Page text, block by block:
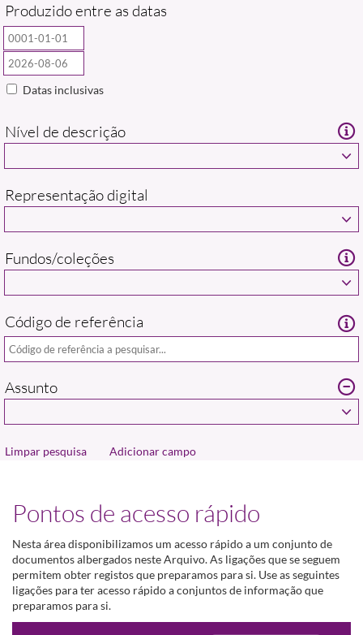
Produzido entre as datas
Datas inclusivas
Nível de descrição
Representação digital
Fundos/coleções
Código de referência
Assunto
Adicionar campo
Pontos de acesso rápido
Nesta área disponibilizamos um acesso rápido a um conjunto de
documentos albergados neste Arquivo. As ligações que se seguem
permitem obter registos que preparamos para si. Use as seguintes
ligações para ter acesso rápido a conjuntos de informação que
preparamos para si.